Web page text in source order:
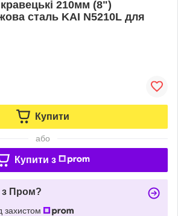
210мм (8")
сталь KAI N5210L для
Купити
або
Купити з
з Пром?
захистом